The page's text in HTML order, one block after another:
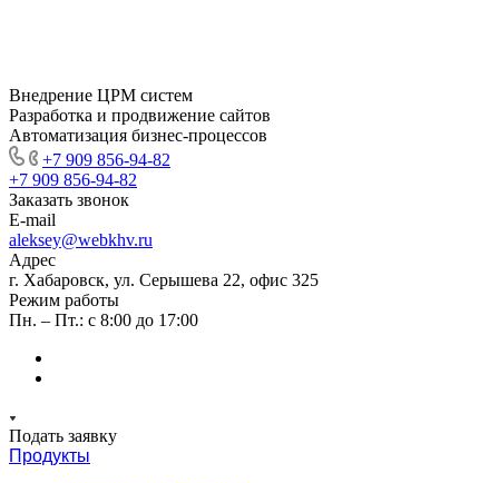
Внедрение ЦРМ систем
Разработка и продвижение сайтов
Автоматизация бизнес-процессов
+7 909 856-94-82
+7 909 856-94-82
Заказать звонок
E-mail
aleksey@webkhv.ru
Адрес
г. Хабаровск, ул. Серышева 22, офис 325
Режим работы
Пн. – Пт.: с 8:00 до 17:00
Подать заявку
Продукты